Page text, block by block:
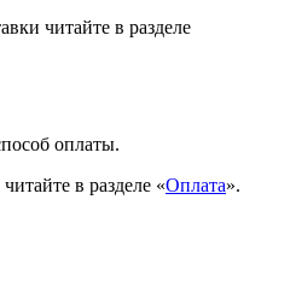
читайте в разделе
оплаты.
в разделе «Оплата».